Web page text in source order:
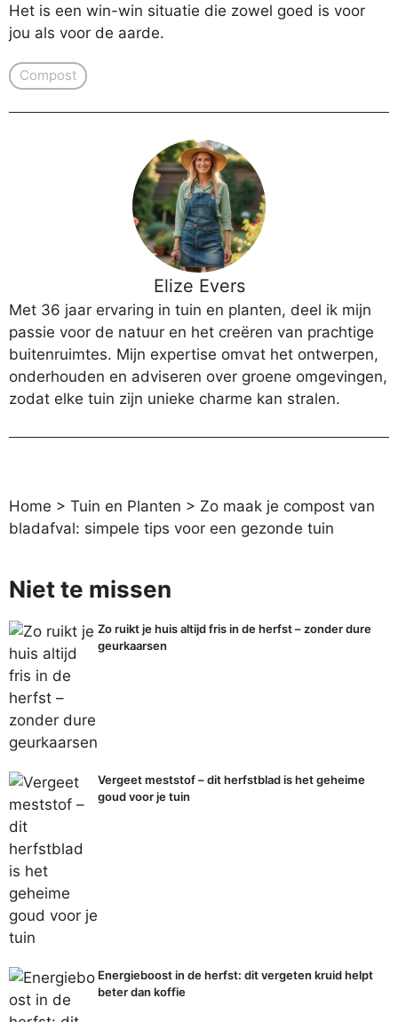
Het is een win-win situatie die zowel goed is voor
jou als voor de aarde.
Compost
Elize Evers
Met 36 jaar ervaring in tuin en planten, deel ik mijn
passie voor de natuur en het creëren van prachtige
buitenruimtes. Mijn expertise omvat het ontwerpen,
onderhouden en adviseren over groene omgevingen,
zodat elke tuin zijn unieke charme kan stralen.
Home > Tuin en Planten > Zo maak je compost van
bladafval: simpele tips voor een gezonde tuin
Niet te missen
Zo ruikt je huis altijd fris in de herfst – zonder dure
geurkaarsen
Vergeet meststof – dit herfstblad is het geheime
goud voor je tuin
Energieboost in de herfst: dit vergeten kruid helpt
beter dan koffie